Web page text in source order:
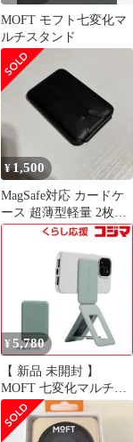
MOFT モフト七変化マ
ルチスタンド
¥1,500
MagSafe対応 カードケ
ース 超薄型軽量 2枚収
納可能 折りたたみ式
¥ 5,780
【 新品 未開封 】
MOFT 七変化マルチス
タンド MagSafe対応 ス
モークターコイズ
MS027-1-MO-SFGN 未